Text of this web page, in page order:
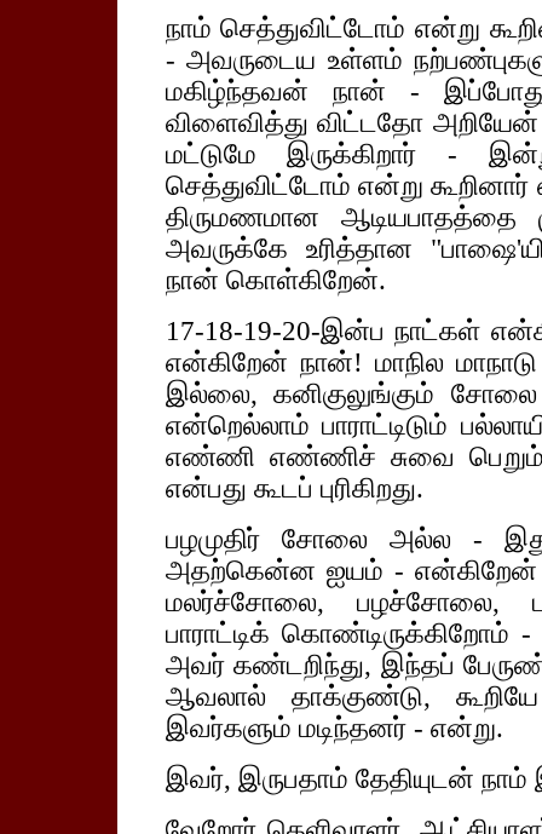
நாம் செத்துவிட்டோம் என்று
- அவருடைய உள்ளம்
மகிழ்ந்தவன் நான் -
விளைவித்து விட்டதோ
மட்டுமே இருக்கிறார் -
செத்துவிட்டோம் என்று
திருமணமான ஆடியபாதத்தை
அவருக்கே உரித்தான
நான் கொள்கிறேன்.
17-18-19-20-இன்ப நாட்கள்
என்கிறேன் நான்! மாநில
இல்லை, கனிகுலுங்கும்
என்றெல்லாம் பாராட்டிடும்
எண்ணி எண்ணிச் சுவை
என்பது கூடப் புரிகிறது.
பழமுதிர் சோலை அல்ல -
அதற்கென்ன ஐயம் - என்கிறேன்
மலர்ச்சோலை,
பாராட்டிக்
அவர் கண்டறிந்து, இந்தப்
ஆவலால் தாக்குண்டு, கூறியே
இவர்களும் மடிந்தனர் - என்று.
இவர், இருபதாம் தேதியுடன் நாம்